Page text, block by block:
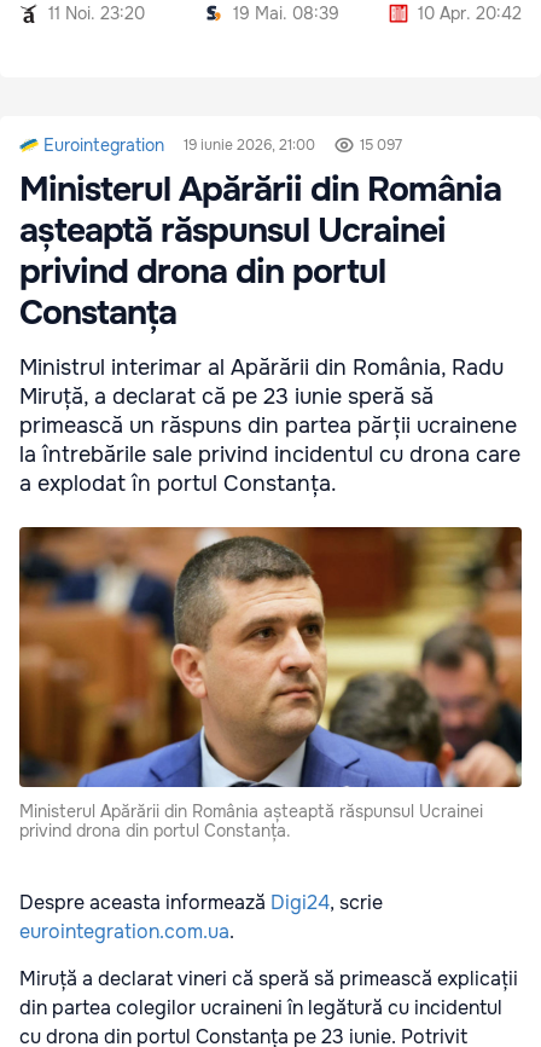
11 Noi. 23:20
19 Mai. 08:39
10 Apr. 20:42
Eurointegration 19 iunie 2026, 21:00 15 097
Ministerul Apărării din România
așteaptă răspunsul Ucrainei
privind drona din portul
Constanța
Ministrul interimar al Apărării din România, Radu
Miruță, a declarat că pe 23 iunie speră să
primească un răspuns din partea părții ucrainene
la întrebările sale privind incidentul cu drona care
a explodat în portul Constanța.
Ministerul Apărării din România așteaptă răspunsul Ucrainei
privind drona din portul Constanța.
Despre aceasta informează Digi24, scrie
eurointegration.com.ua.
Miruță a declarat vineri că speră să primească explicații
din partea colegilor ucraineni în legătură cu incidentul
cu drona din portul Constanța pe 23 iunie. Potrivit